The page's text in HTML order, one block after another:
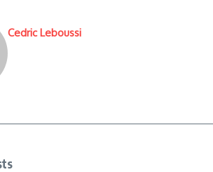
Cedric Leboussi